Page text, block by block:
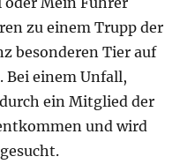
zu einem Trupp der
besonderen Tier auf
Bei einem Unfall,
ein Mitglied der
und wird